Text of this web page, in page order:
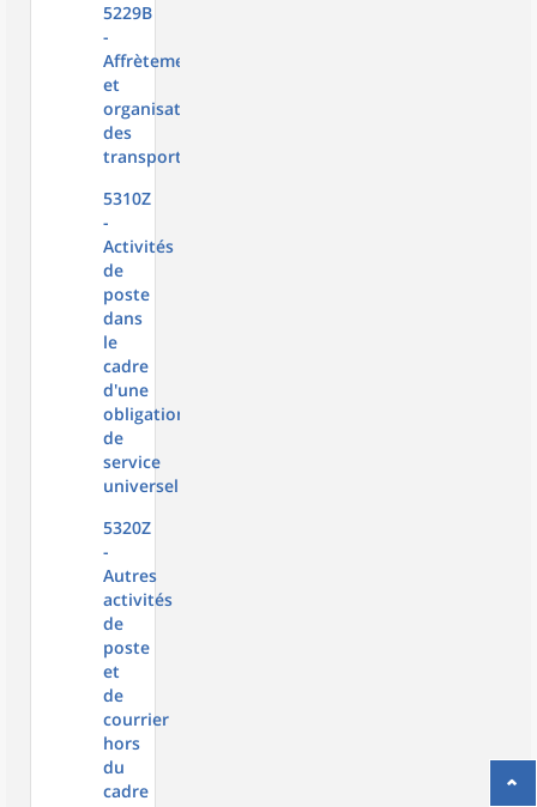
5229B
-
Affrètement
et
organisation
des
transports
5310Z
-
Activités
de
poste
dans
le
cadre
d'une
obligation
de
service
universel
5320Z
-
Autres
activités
de
poste
et
de
courrier
hors
du
cadre